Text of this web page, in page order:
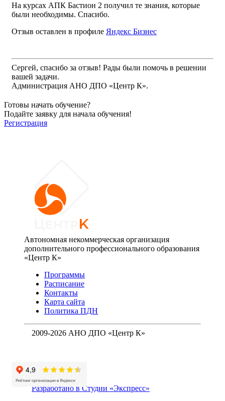
На курсах АПК Бастион 2 получил те знания, которые
были необходимы. Спасибо.
Отзыв оставлен в профиле Яндекс Бизнес
Сергей, спасибо за отзыв! Рады были помочь в решении
вашей задачи.
Администрация АНО ДПО «Центр К».
Готовы начать обучение?
Подайте заявку для начала обучения!
Регистрация
Автономная некоммерческая организация
дополнительного профессионального образования
«Центр К»
Программы
Расписание
Контакты
Карта сайта
Политика ПДН
2009-2026 АНО ДПО «Центр К»
Разработано в Студии «Экспресс»